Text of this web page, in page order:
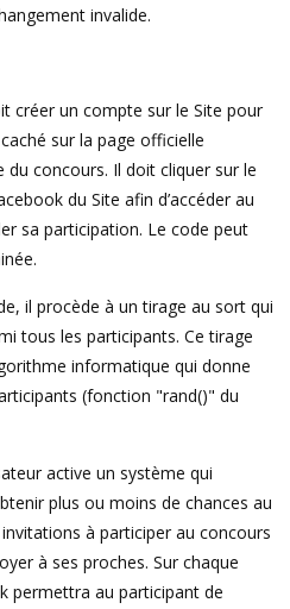
invalide.
créer un compte sur le Site pour
sur la page officielle
du concours. Il doit cliquer sur le
du Site afin d’accéder au
sa participation. Le code peut
il procède à un tirage au sort qui
tous les participants. Ce tirage
informatique qui donne
(fonction "rand()" du
active un système qui
plus ou moins de chances au
à participer au concours
à ses proches. Sur chaque
permettra au participant de